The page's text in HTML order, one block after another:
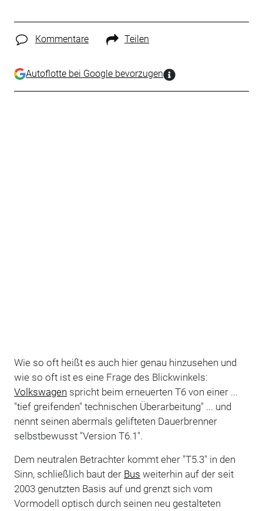
Kommentare Teilen
Autoflotte bei Google bevorzugen
Wie so oft heißt es auch hier genau hinzusehen und
wie so oft ist es eine Frage des Blickwinkels:
Volkswagen spricht beim erneuerten T6 von einer ...
"tief greifenden" technischen Überarbeitung" ... und
nennt seinen abermals gelifteten Dauerbrenner
selbstbewusst "Version T6.1".
Dem neutralen Betrachter kommt eher "T5.3" in den
Sinn, schließlich baut der Bus weiterhin auf der seit
2003 genutzten Basis auf und grenzt sich vom
Vormodell optisch durch seinen neu gestalteten